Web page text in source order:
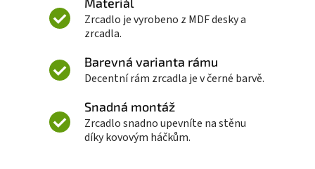
Zrcadlo je vyrobeno z MDF desky a
zrcadla.
Barevná varianta rámu
Decentní rám zrcadla je v černé barvě.
Snadná montáž
Zrcadlo snadno upevníte na stěnu
díky kovovým háčkům.